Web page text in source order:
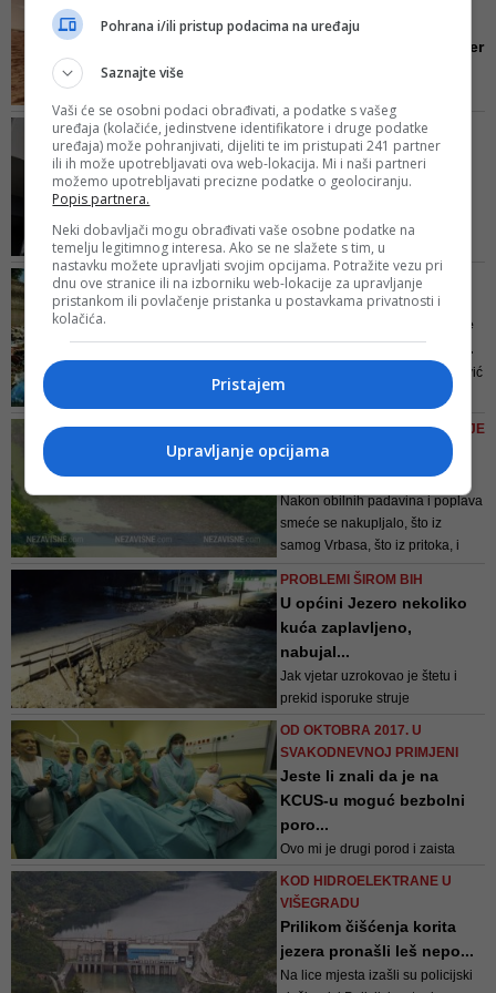
koji se zatekao u blizini
NASA-ina misija koja
povezuje Mars i BiH: Rover
Neretva, Sava, Pliva i Una budu
imena dolina drevnih rijeka koje
su tekle pokraj kratera Jezero.
Prije ovoga nisam znala mnogo o
zanimljivo upoznavati se sa
Jezerom na Zemlji u isto vrijeme
do...
POZNATA BH. POLITIČKA
ANALITIČARKA TVRDI
Sa KCUS-a 'izbačena'
Kad su...
Primljena je dan ranije na odjel
patologije na Klinici za
ginekologiju i akušerstvo gdje su
je uputili iz njenog Doma zdravlja
procedure i primljena na kliniku
gdje je provela noć. Ujutro su je
testirali na Covid-19 i test je bio ...
NA RUBU EKOLOŠKE
KATASTROFE
Porazni rezultati hemijske
analize: Visoke koncent...
Uime Zavoda Ahmedin Salčinović
je naglasio da je ljudski faktori
FOTO/ ŠOKANTNO ZAGAĐENJE
Užasan prizor iz Bočca:
Vrbas nosi tone smeća!
Nakon obilnih padavina i poplava
smeće se nakupljalo, što iz
samog Vrbasa, što iz pritoka, i
krenulo nizvodno
PROBLEMI ŠIROM BIH
U općini Jezero nekoliko
kuća zaplavljeno,
nabujal...
Jak vjetar uzrokovao je štetu i
prekid isporuke struje
OD OKTOBRA 2017. U
SVAKODNEVNOJ PRIMJENI
Jeste li znali da je na
KCUS-u moguć bezbolni
poro...
Ovo mi je drugi porod i zaista
oduševljena, jer je bilo bezbolno.
babicu, bez intervencije doktora,
ispričala je pacijentica
KOD HIDROELEKTRANE U
VIŠEGRADU
Prilikom čišćenja korita
jezera pronašli leš nepo...
Na lice mjesta izašli su policijski
Pohrana i/ili pristup podacima na uređaju
Saznajte više
Vaši će se osobni podaci obrađivati, a podatke s vašeg
uređaja (kolačiće, jedinstvene identifikatore i druge podatke
uređaja) može pohranjivati, dijeliti te im pristupati 241 partner
ili ih može upotrebljavati ova web-lokacija. Mi i naši partneri
možemo upotrebljavati precizne podatke o geolociranju.
Popis partnera.
Neki dobavljači mogu obrađivati vaše osobne podatke na
temelju legitimnog interesa. Ako se ne slažete s tim, u
nastavku možete upravljati svojim opcijama. Potražite vezu pri
dnu ove stranice ili na izborniku web-lokacije za upravljanje
pristankom ili povlačenje pristanka u postavkama privatnosti i
kolačića.
Pristajem
Upravljanje opcijama